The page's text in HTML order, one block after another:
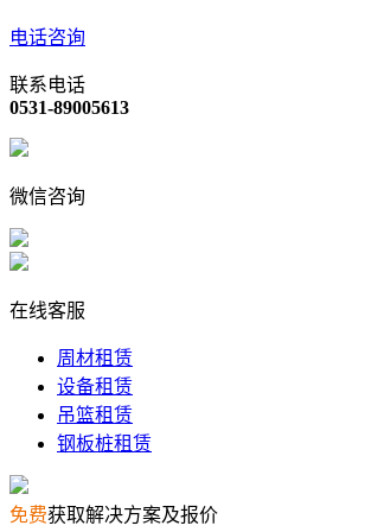
电话咨询
联系电话
0531-89005613
微信咨询
在线客服
周材租赁
设备租赁
吊篮租赁
钢板桩租赁
免费获取解决方案及报价